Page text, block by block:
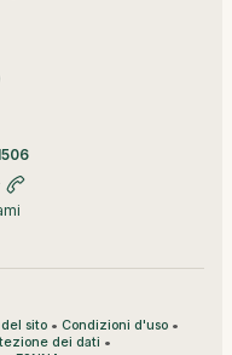
sito • Condizioni d'uso •
dei dati •